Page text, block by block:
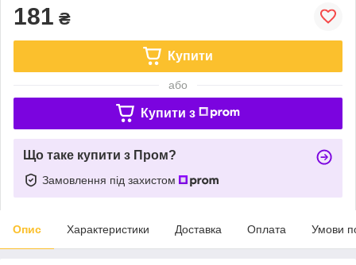
181 ₴
Купити
або
Купити з
Що таке купити з Пром?
Замовлення під захистом
Опис Характеристики Доставка Оплата Умови